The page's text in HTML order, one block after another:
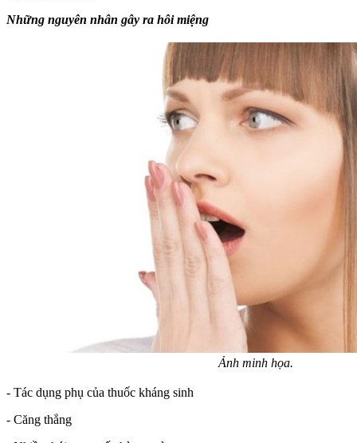
Những nguyên nhân gây ra hôi miệng
Ảnh minh họa.
- Tác dụng phụ của thuốc kháng sinh
- Căng thẳng